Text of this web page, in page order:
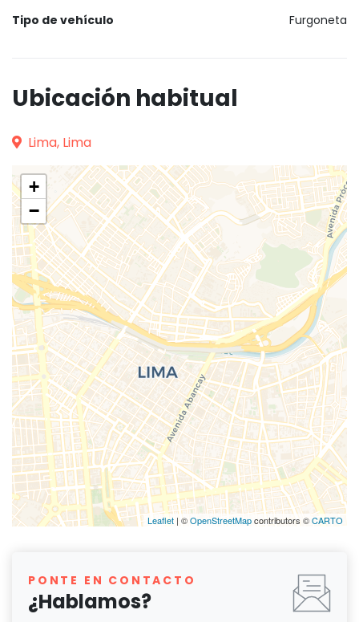
Tipo de vehículo Furgoneta
Ubicación habitual
Lima, Lima
+
−
Leaflet | ©OpenStreetMapcontributors ©CARTO
PONTE EN CONTACTO
¿Hablamos?